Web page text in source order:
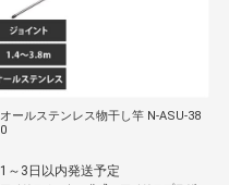
オールステンレス物干し竿 N-ASU-38
0
1～3日以内発送予定